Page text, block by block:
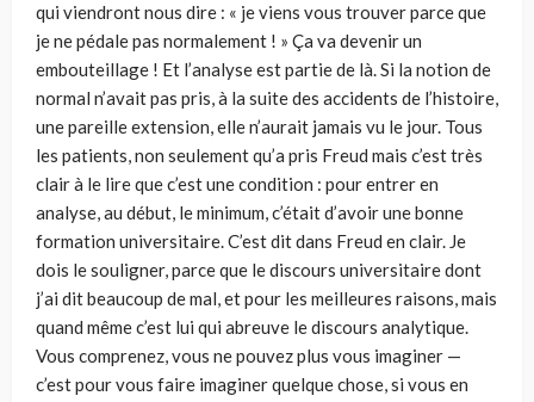
qui viendront nous dire : « je viens vous trouver parce que
je ne pédale pas normalement ! » Ça va devenir un
embouteillage ! Et l’analyse est partie de là. Si la notion de
normal n’avait pas pris, à la suite des accidents de l’histoire,
une pareille extension, elle n’aurait jamais vu le jour. Tous
les patients, non seulement qu’a pris Freud mais c’est très
clair à le lire que c’est une condition : pour entrer en
analyse, au début, le minimum, c’était d’avoir une bonne
formation universitaire. C’est dit dans Freud en clair. Je
dois le souligner, parce que le discours universitaire dont
j’ai dit beaucoup de mal, et pour les meilleures raisons, mais
quand même c’est lui qui abreuve le discours analytique.
Vous comprenez, vous ne pouvez plus vous imaginer —
c’est pour vous faire imaginer quelque chose, si vous en